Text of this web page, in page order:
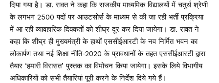
दिया गया है। डा. रावत ने कहा कि राजकीय माध्यमिक विद्यालयों में चतुर्थ श्रेणी
के लगभग 2500 पदों पर आउटसोर्स के माध्यम से की जा रही भर्ती प्रक्रिया
में आ रही व्यावहारिक दिक्कतों को शीघ्र दूर कर दिया जायेगा। डा. रावत ने
कहा कि शीघ्र ही मुख्यमंत्री के हाथों एससीईआरटी के नव निर्मित भवन का
लोकार्पण तथा नई शिक्षा नीति-2020 के प्रावधानों के तहत एससीईआरटी द्वारा
तैयार ‘हमारी विरासत’ पुस्तक का विमोचन किया जायेगा। इसके लिये विभागीय
अधिकारियों को सभी तैयारियां पूरी करने के निर्देश दिये गये हैं।